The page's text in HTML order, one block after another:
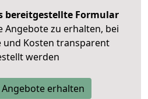
bereitgestellte Formular
Angebote zu erhalten, bei
und Kosten transparent
werden
erhalten